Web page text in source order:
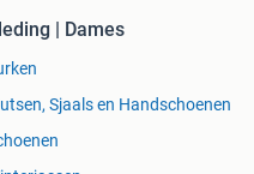
| Dames
Sjaals en Handschoenen